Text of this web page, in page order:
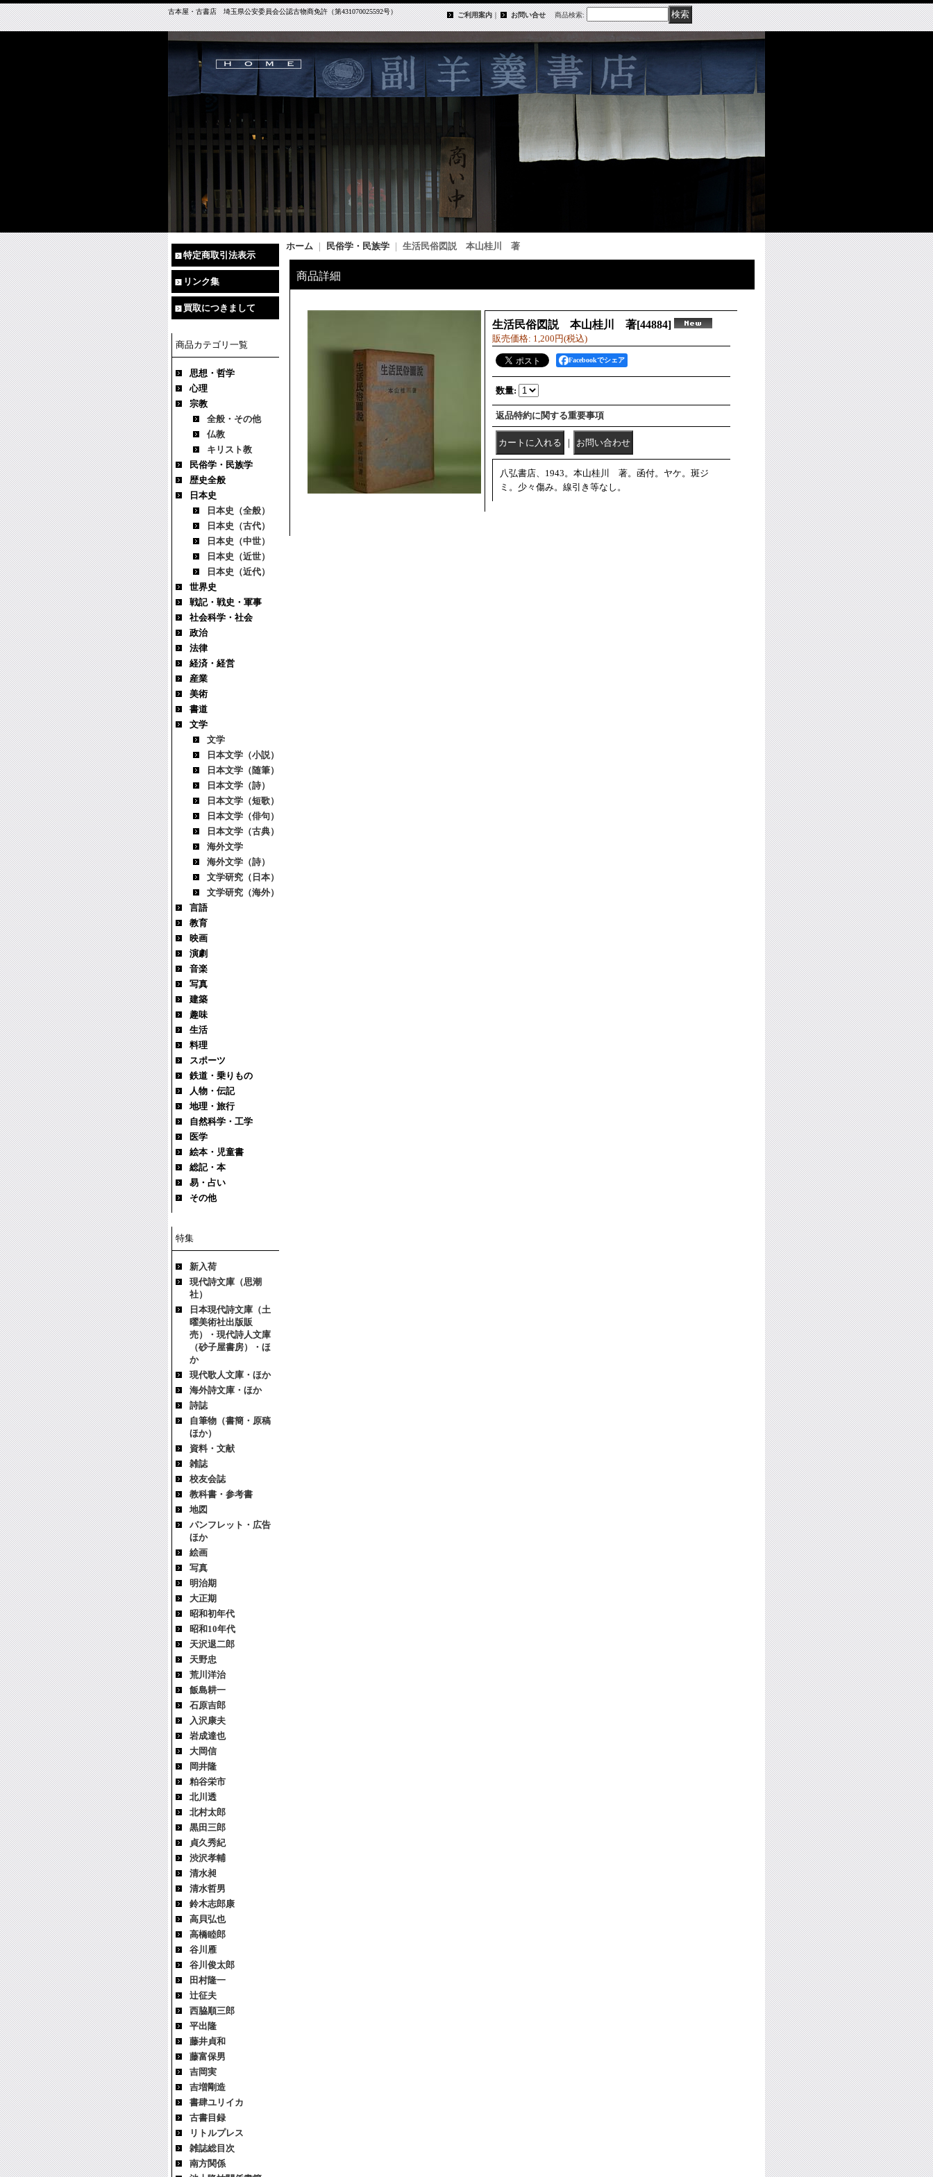
古本屋・古書店 埼玉県公安委員会公認古物商免許（第431070025592号） ご利用案内｜ お問い合せ 商品検索:
特定商取引法表示
リンク集
買取につきまして
商品カテゴリ一覧
思想・哲学
心理
宗教
全般・その他
仏教
キリスト教
民俗学・民族学
歴史全般
日本史
日本史（全般）
日本史（古代）
日本史（中世）
日本史（近世）
日本史（近代）
世界史
戦記・戦史・軍事
社会科学・社会
政治
法律
経済・経営
産業
美術
書道
文学
文学
日本文学（小説）
日本文学（随筆）
日本文学（詩）
日本文学（短歌）
日本文学（俳句）
日本文学（古典）
海外文学
海外文学（詩）
文学研究（日本）
文学研究（海外）
言語
教育
映画
演劇
音楽
写真
建築
趣味
生活
料理
スポーツ
鉄道・乗りもの
人物・伝記
地理・旅行
自然科学・工学
医学
絵本・児童書
総記・本
易・占い
その他
特集
新入荷
現代詩文庫（思潮
社）
日本現代詩文庫（土
曜美術社出版販
売）・現代詩人文庫
（砂子屋書房）・ほ
か
現代歌人文庫・ほか
海外詩文庫・ほか
詩誌
自筆物（書簡・原稿
ほか）
資料・文献
雑誌
校友会誌
教科書・参考書
地図
パンフレット・広告
ほか
絵画
写真
明治期
大正期
昭和初年代
昭和10年代
天沢退二郎
天野忠
荒川洋治
飯島耕一
石原吉郎
入沢康夫
岩成達也
大岡信
岡井隆
粕谷栄市
北川透
北村太郎
黒田三郎
貞久秀紀
渋沢孝輔
清水昶
清水哲男
鈴木志郎康
高貝弘也
高橋睦郎
谷川雁
谷川俊太郎
田村隆一
辻征夫
西脇順三郎
平出隆
藤井貞和
藤富保男
吉岡実
吉増剛造
書肆ユリイカ
古書目録
リトルプレス
雑誌総目次
南方関係
ホーム 民俗学・民族学 生活民俗図説 本山桂川 著
商品詳細
生活民俗図説 本山桂川 著[44884]
販売価格: 1,200円(税込)
Facebookでシェア
数量:
返品特約に関する重要事項
｜
八弘書店、1943。本山桂川 著。函付。ヤケ。斑ジ
ミ。少々傷み。線引き等なし。